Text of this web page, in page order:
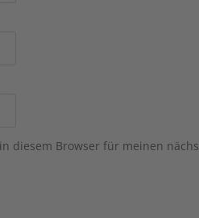
diesem Browser für meinen